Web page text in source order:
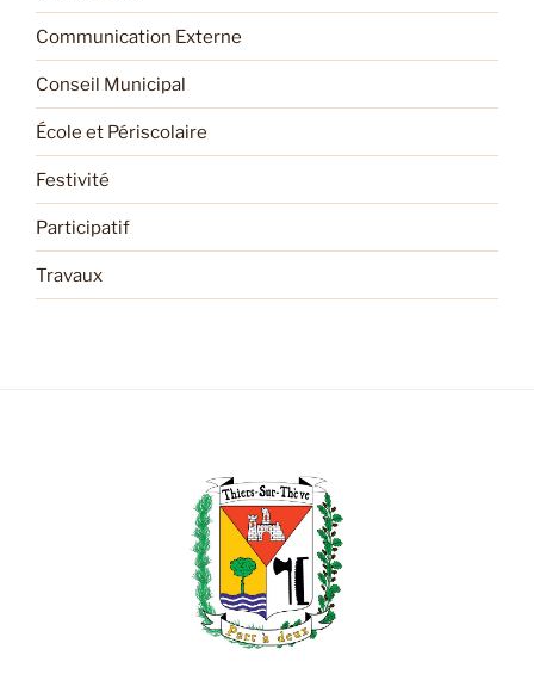
Communication Externe
Conseil Municipal
École et Périscolaire
Festivité
Participatif
Travaux